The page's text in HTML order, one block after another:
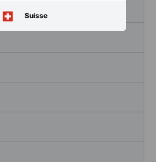
Suisse